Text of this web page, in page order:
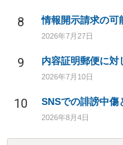
8 情報開示請求の可
2026年7月27日
9
2026年7月10日
10 SNSでの誹謗中傷
2026年8月4日